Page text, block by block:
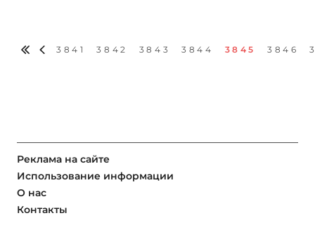
3841 3842 3843 3844 3845 3846
Реклама на сайте
Использование информации
О нас
Контакты